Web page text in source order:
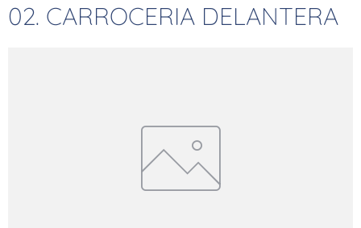
02. CARROCERIA DELANTERA